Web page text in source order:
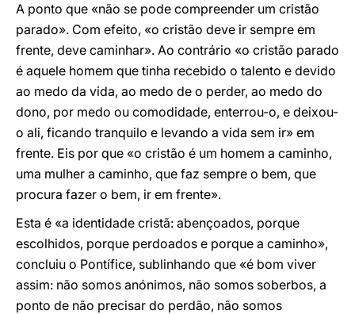
A ponto que «não se pode compreender um cristão
parado». Com efeito, «o cristão deve ir sempre em
frente, deve caminhar». Ao contrário «o cristão parado
é aquele homem que tinha recebido o talento e devido
ao medo da vida, ao medo de o perder, ao medo do
dono, por medo ou comodidade, enterrou-o, e deixou-
o ali, ficando tranquilo e levando a vida sem ir» em
frente. Eis por que «o cristão é um homem a caminho,
uma mulher a caminho, que faz sempre o bem, que
procura fazer o bem, ir em frente».
Esta é «a identidade cristã: abençoados, porque
escolhidos, porque perdoados e porque a caminho»,
concluiu o Pontífice, sublinhando que «é bom viver
assim: não somos anónimos, não somos soberbos, a
ponto de não precisar do perdão, não somos